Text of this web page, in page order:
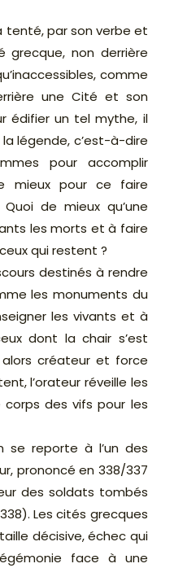
tenté, par son verbe et
grecque, non derrière
comme
une Cité et son
édifier un tel mythe, il
légende, c’est-à-dire
pour accomplir
mieux pour ce faire
de mieux qu’une
les morts et à faire
qui restent ?
destinés à rendre
les monuments du
les vivants et à
dont la chair s’est
créateur et force
l’orateur réveille les
des vifs pour les
se reporte à l’un des
prononcé en 338/337
des soldats tombés
Les cités grecques
décisive, échec qui
face à une